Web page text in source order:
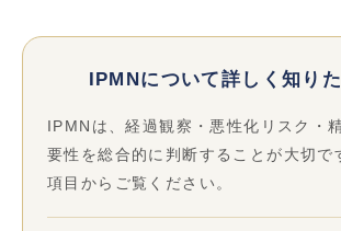
IPMNについて詳しく知り
IPMNは、経過観察・悪性化リスク・
要性を総合的に判断することが大切で
項目からご覧ください。